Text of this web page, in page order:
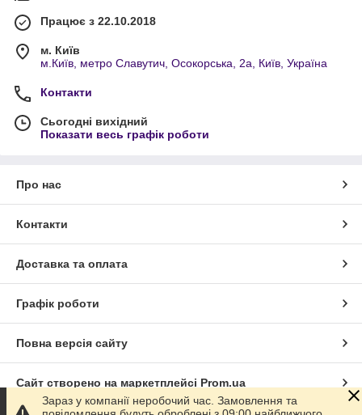
Працює з 22.10.2018
м. Київ
м.Київ, метро Славутич, Осокорська, 2а, Київ, Україна
Контакти
Сьогодні вихідний
Показати весь графік роботи
Про нас
Контакти
Доставка та оплата
Графік роботи
Повна версія сайту
Сайт створено на маркетплейсі Prom.ua
Зараз у компанії неробочий час. Замовлення та